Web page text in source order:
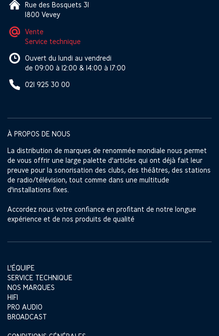
Rue des Bosquets 31
1800 Vevey
Vente
Service technique
Ouvert du lundi au vendredi
de 09:00 à 12:00 & 14:00 à 17:00
021 925 30 00
À PROPOS DE NOUS
La distribution de marques de renommée mondiale nous permet
de vous offrir une large palette d'articles qui ont déjà fait leur
preuve pour la sonorisation des clubs, des théâtres, des stations
de radio/télévision, tout comme dans une multitude
d'installations fixes.
Accordez nous votre confiance en profitant de notre longue
expérience et de nos produits de qualité
L'ÉQUIPE
SERVICE TECHNIQUE
NOS MARQUES
HIFI
PRO AUDIO
BROADCAST